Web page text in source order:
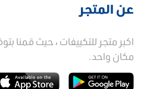
عن المتجر
اكبر متجر للتكييفات ، حيث قمنا
مكان واحد.